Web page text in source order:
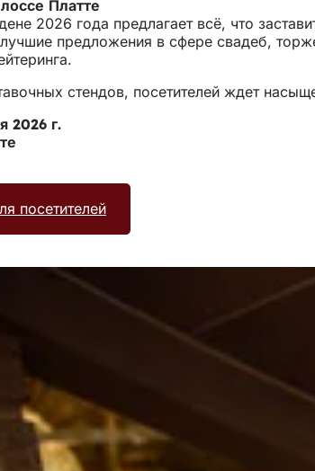
Платте
2026 года предлагает всё, что
лучшие предложения в сфере свадеб,
стендов, посетителей ждет
2026 г.
посетителей(Открывается
вкладке)